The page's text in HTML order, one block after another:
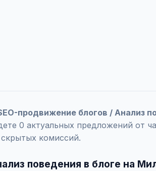
продвижение блогов / Анализ
0 актуальных предложений от
комиссий.
поведения в блоге на